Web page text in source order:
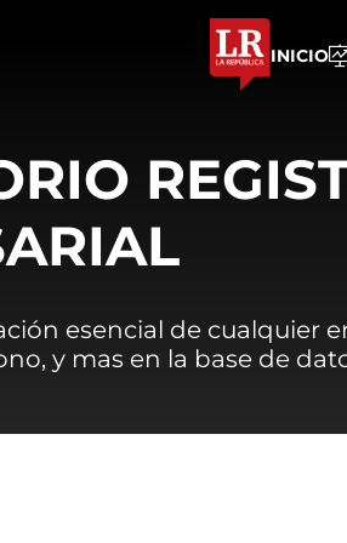
INICIO
esencial de cualquier
y mas en la base de